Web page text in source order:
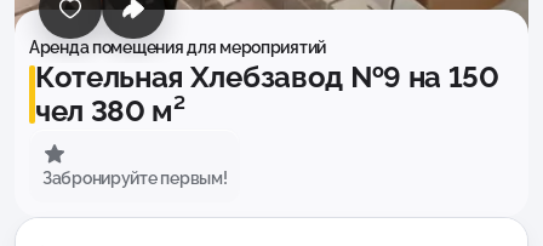
Все фото
Аренда помещения для мероприятий
Котельная Хлебзавод №9 на 150
чел 380 м²
Забронируйте первым!